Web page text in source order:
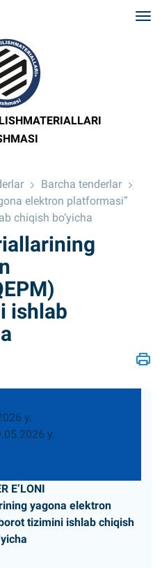
Barcha tenderlar
elektron platformasi”
chiqish bo‘yicha
ishlab
y.
y.
EʼLONI
yagona elektron
tizimini ishlab chiqish